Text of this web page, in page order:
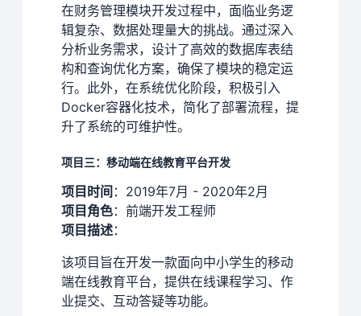
在财务管理模块开发过程中，面临业务逻
辑复杂、数据处理量大的挑战。通过深入
分析业务需求，设计了高效的数据库表结
构和查询优化方案，确保了模块的稳定运
行。此外，在系统优化阶段，积极引入
Docker容器化技术，简化了部署流程，提
升了系统的可维护性。
项目三：移动端在线教育平台开发
项目时间 ：2019年7月 - 2020年2月
项目角色：前端开发工程师
项目描述：
该项目旨在开发一款面向中小学生的移动
端在线教育平台，提供在线课程学习、作
业提交、互动答疑等功能。